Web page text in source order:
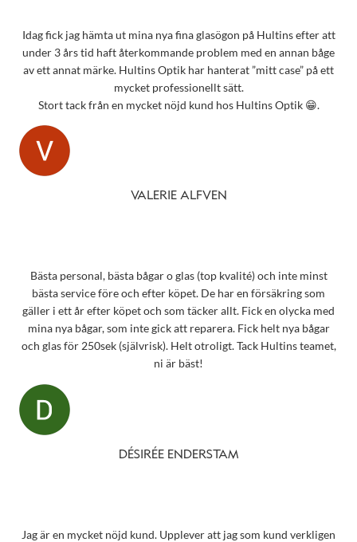
Idag fick jag hämta ut mina nya fina glasögon på Hultins efter att
under 3 års tid haft återkommande problem med en annan båge
av ett annat märke. Hultins Optik har hanterat ”mitt case” på ett
mycket professionellt sätt.
Stort tack från en mycket nöjd kund hos Hultins Optik 😁.
VALERIE ALFVEN
Bästa personal, bästa bågar o glas (top kvalité) och inte minst
bästa service före och efter köpet. De har en försäkring som
gäller i ett år efter köpet och som täcker allt. Fick en olycka med
mina nya bågar, som inte gick att reparera. Fick helt nya bågar
och glas för 250sek (självrisk). Helt otroligt. Tack Hultins teamet,
ni är bäst!
DÉSIRÉE ENDERSTAM
Jag är en mycket nöjd kund. Upplever att jag som kund verkligen